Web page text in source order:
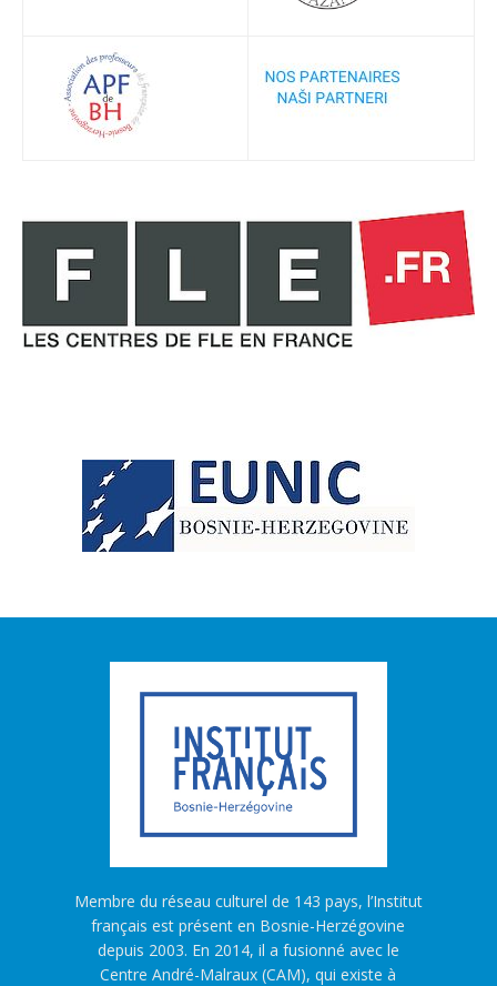
Membre du réseau culturel de 143 pays, l’Institut
français est présent en Bosnie-Herzégovine
depuis 2003. En 2014, il a fusionné avec le
Centre André-Malraux (CAM), qui existe à